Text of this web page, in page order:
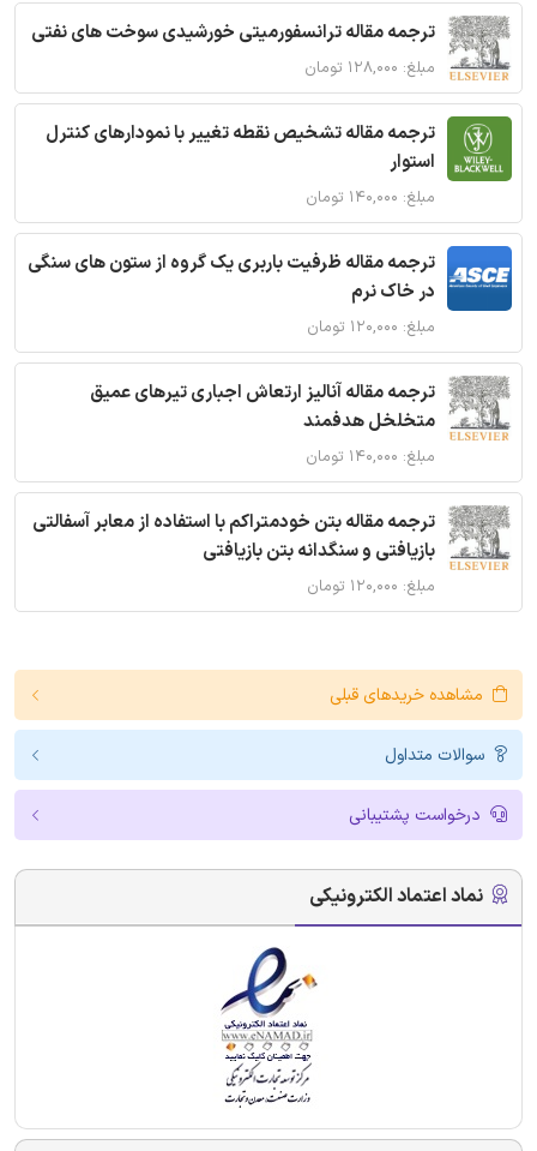
ترجمه مقاله ترانسفورمیتی خورشیدی سوخت های نفتی
مبلغ: ۱۲۸,۰۰۰ تومان
ترجمه مقاله تشخیص نقطه تغییر با نمودارهای کنترل
استوار
مبلغ: ۱۴۰,۰۰۰ تومان
ترجمه مقاله ظرفیت باربری یک گروه از ستون های سنگی
در خاک نرم
مبلغ: ۱۲۰,۰۰۰ تومان
ترجمه مقاله آنالیز ارتعاش اجباری تیرهای عمیق
متخلخل هدفمند
مبلغ: ۱۴۰,۰۰۰ تومان
ترجمه مقاله بتن خودمتراکم با استفاده از معابر آسفالتی
بازیافتی و سنگدانه بتن بازیافتی
مبلغ: ۱۲۰,۰۰۰ تومان
مشاهده خریدهای قبلی
سوالات متداول
درخواست پشتیبانی
نماد اعتماد الکترونیکی